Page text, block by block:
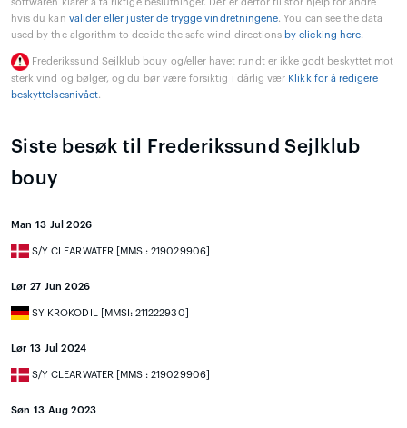
softwaren klarer å ta riktige beslutninger. Det er derfor til stor hjelp for andre
hvis du kan valider eller juster de trygge vindretningene. You can see the data
used by the algorithm to decide the safe wind directions by clicking here.
Frederikssund Sejlklub bouy og/eller havet rundt er ikke godt beskyttet mot
sterk vind og bølger, og du bør være forsiktig i dårlig vær Klikk for å redigere
beskyttelsesnivået.
Siste besøk til Frederikssund Sejlklub
bouy
Man 13 Jul 2026
S/Y CLEARWATER [MMSI: 219029906]
Lør 27 Jun 2026
SY KROKODIL [MMSI: 211222930]
Lør 13 Jul 2024
S/Y CLEARWATER [MMSI: 219029906]
Søn 13 Aug 2023